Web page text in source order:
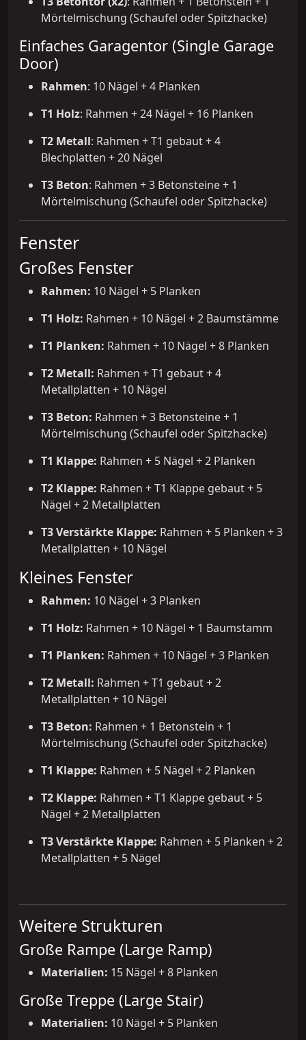
Mörtelmischung (Schaufel oder Spitzhacke)
Einfaches Garagentor (Single Garage
Door)
Rahmen: 10 Nägel + 4 Planken
T1 Holz: Rahmen + 24 Nägel + 16 Planken
T2 Metall: Rahmen + T1 gebaut + 4
Blechplatten + 20 Nägel
T3 Beton: Rahmen + 3 Betonsteine + 1
Mörtelmischung (Schaufel oder Spitzhacke)
Fenster
Großes Fenster
Rahmen: 10 Nägel + 5 Planken
T1 Holz: Rahmen + 10 Nägel + 2 Baumstämme
T1 Planken: Rahmen + 10 Nägel + 8 Planken
T2 Metall: Rahmen + T1 gebaut + 4
Metallplatten + 10 Nägel
T3 Beton: Rahmen + 3 Betonsteine + 1
Mörtelmischung (Schaufel oder Spitzhacke)
T1 Klappe: Rahmen + 5 Nägel + 2 Planken
T2 Klappe: Rahmen + T1 Klappe gebaut + 5
Nägel + 2 Metallplatten
T3 Verstärkte Klappe: Rahmen + 5 Planken + 3
Metallplatten + 10 Nägel
Kleines Fenster
Rahmen: 10 Nägel + 3 Planken
T1 Holz: Rahmen + 10 Nägel + 1 Baumstamm
T1 Planken: Rahmen + 10 Nägel + 3 Planken
T2 Metall: Rahmen + T1 gebaut + 2
Metallplatten + 10 Nägel
T3 Beton: Rahmen + 1 Betonstein + 1
Mörtelmischung (Schaufel oder Spitzhacke)
T1 Klappe: Rahmen + 5 Nägel + 2 Planken
T2 Klappe: Rahmen + T1 Klappe gebaut + 5
Nägel + 2 Metallplatten
T3 Verstärkte Klappe: Rahmen + 5 Planken + 2
Metallplatten + 5 Nägel
Weitere Strukturen
Große Rampe (Large Ramp)
Materialien: 15 Nägel + 8 Planken
Große Treppe (Large Stair)
Materialien: 10 Nägel + 5 Planken